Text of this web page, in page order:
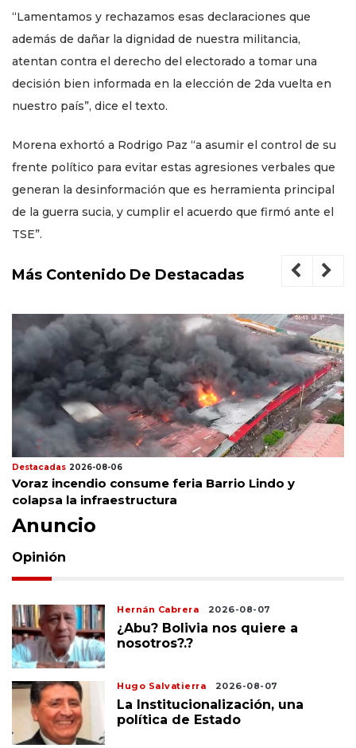
“Lamentamos y rechazamos esas declaraciones que
además de dañar la dignidad de nuestra militancia,
atentan contra el derecho del electorado a tomar una
decisión bien informada en la elección de 2da vuelta en
nuestro país”, dice el texto.
Morena exhortó a Rodrigo Paz “a asumir el control de su
frente político para evitar estas agresiones verbales que
generan la desinformación que es herramienta principal
de la guerra sucia, y cumplir el acuerdo que firmó ante el
TSE”.
Más Contenido De Destacadas
Destacadas 2026-08-06
Voraz incendio consume feria Barrio Lindo y
colapsa la infraestructura
Anuncio
Opinión
Hernán Cabrera 2026-08-07
¿Abu? Bolivia nos quiere a
nosotros?.?
Hugo Salvatierra 2026-08-07
La Institucionalización, una
política de Estado